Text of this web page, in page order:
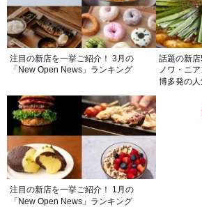
注目の新店を一挙ご紹介！ 3月の
「New Open News」ランキング
話題の新
ノワ・ニ
博多発の
注目の新店を一挙ご紹介！ 1月の
「New Open News」ランキング